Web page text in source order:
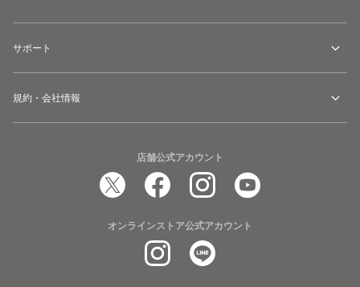
サポート
規約・会社情報
店舗公式アカウント
オンラインストア公式アカウント